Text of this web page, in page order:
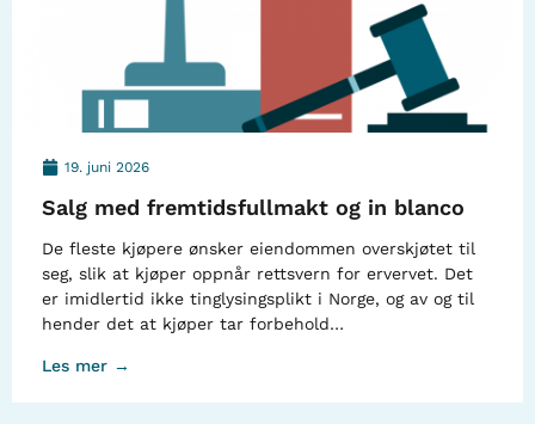
19. juni 2026
Salg med fremtidsfullmakt og in blanco
De fleste kjøpere ønsker eiendommen overskjøtet til
seg, slik at kjøper oppnår rettsvern for ervervet. Det
er imidlertid ikke tinglysingsplikt i Norge, og av og til
hender det at kjøper tar forbehold…
Les mer →